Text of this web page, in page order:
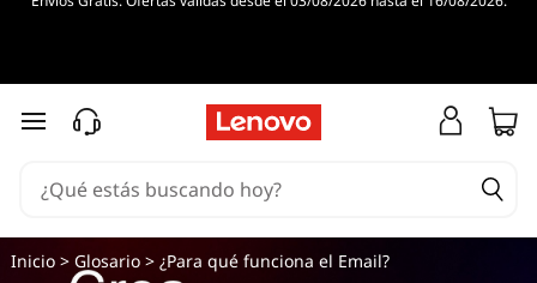
Ir al contenido principal
Inicio> Glosario> ¿Para qué funciona el Email?